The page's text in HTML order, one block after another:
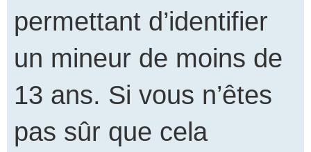
permettant d’identifier
un mineur de moins de
13 ans. Si vous n’êtes
pas sûr que cela